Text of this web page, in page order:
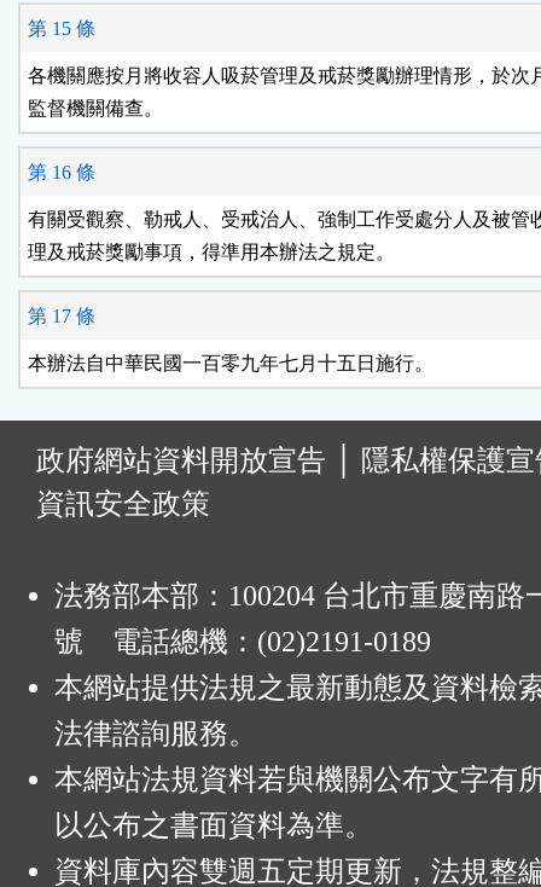
第 15 條
各機關應按月將收容人吸菸管理及戒菸獎勵辦理情形，於次
監督機關備查。
第 16 條
有關受觀察、勒戒人、受戒治人、強制工作受處分人及被管
理及戒菸獎勵事項，得準用本辦法之規定。
第 17 條
本辦法自中華民國一百零九年七月十五日施行。
政府網站資料開放宣告
隱私權保護
資訊安全政策
法務部本部：100204 台北市重慶南路
號 電話總機：(02)2191-0189
本網站提供法規之最新動態及資料檢
法律諮詢服務。
本網站法規資料若與機關公布文字有
以公布之書面資料為準。
資料庫內容雙週五定期更新，法規整